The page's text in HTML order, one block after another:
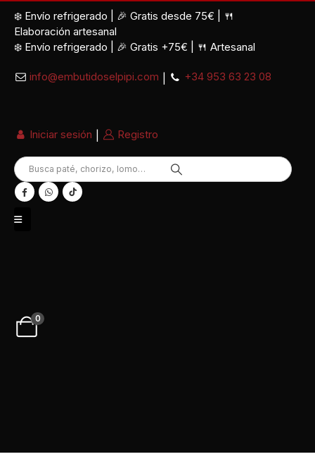
❄️ Envío refrigerado 🎉 Gratis desde 75€
🍴
Elaboración artesanal
❄️ Envío refrigerado | 🎉 Gratis +75€ | 🍴 Artesanal
info@embutidoselpipi.com +34 953 63 23 08
Iniciar sesión Registro
0